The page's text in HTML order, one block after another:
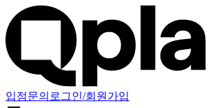
입점문의 로그인/회원가입